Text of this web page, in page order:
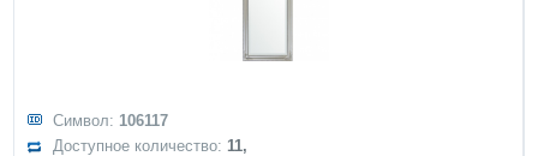
Символ: 106117
Доступное количество:11,